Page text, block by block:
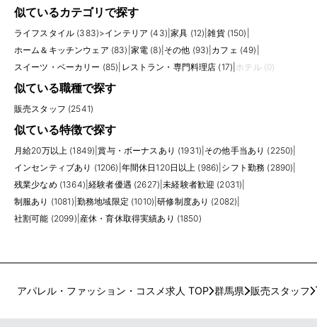
似ているカテゴリで探す
ライフスタイル (383)>インテリア (43) |家具 (12) |雑貨 (150)
ホーム＆キッチンウェア (83) 家電 (8) その他 (93) カフェ (49)
スイーツ・ベーカリー (85) レストラン・専門料理店 (17) ホテル (0)
似ている職種で探す
販売スタッフ (2541)
似ている特徴で探す
月給20万以上 (1849) |賞与・ボーナスあり (1931) その他手当あり (2250)
インセンティブあり (1206) 年間休日120日以上 (986) シフト勤務 (2890)
残業少なめ (1364) |経験者優遇 (2627) |未経験者歓迎 (2031)
制服あり (1081) 勤務地域限定 (1010) |研修制度あり (2082)
社割可能 (2099) 産休・育休取得実績あり (1850)
アパレル・ファッション・コスメ求人 TOP 群馬県 販売スタッフ